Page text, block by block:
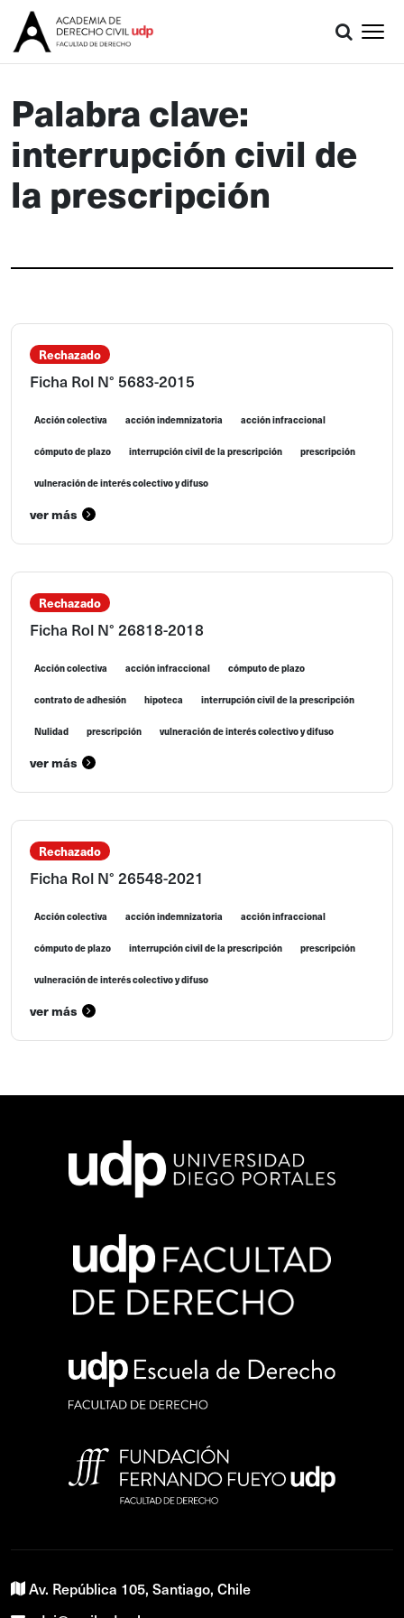
Palabra clave:
interrupción civil de
la prescripción
Rechazado
Ficha Rol N° 5683-2015
Acción colectiva acción indemnizatoria acción infraccional
cómputo de plazo interrupción civil de la prescripción prescripción
vulneración de interés colectivo y difuso
ver más
Rechazado
Ficha Rol N° 26818-2018
Acción colectiva acción infraccional cómputo de plazo
contrato de adhesión hipoteca interrupción civil de la prescripción
Nulidad prescripción vulneración de interés colectivo y difuso
ver más
Rechazado
Ficha Rol N° 26548-2021
Acción colectiva acción indemnizatoria acción infraccional
cómputo de plazo interrupción civil de la prescripción prescripción
vulneración de interés colectivo y difuso
ver más
Av. República 105, Santiago, Chile